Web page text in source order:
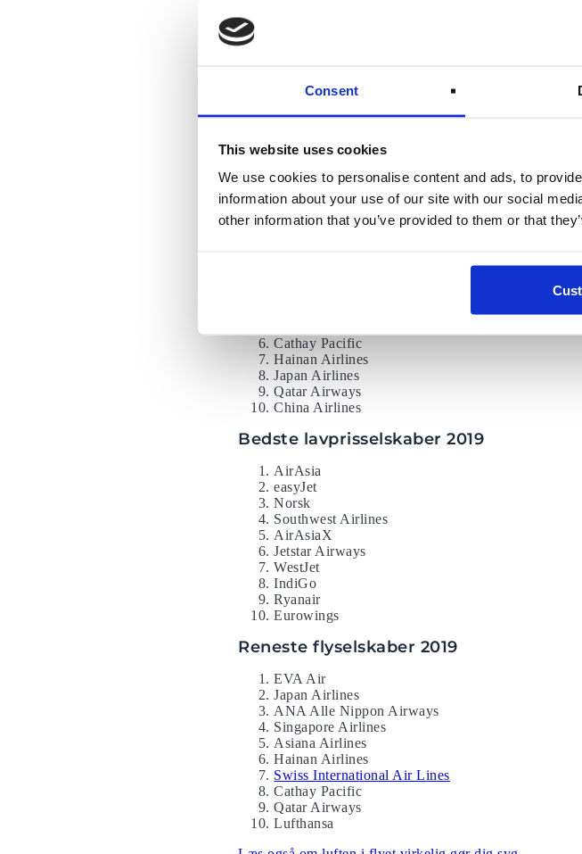
Consent
This website uses cookies
We use cookies to personalise content and ads, to
information about your use of our site with our social
other information that you’ve provided to them or that
Top 10 flyselskaber i 2019
ANA Alle Nippon Airways
Emirates
Hainan Airlines
Lufthansa
Thai Airways
Bedste kabinebesætning 2019
Cathay Pacific
Hainan Airlines
Japan Airlines
Qatar Airways
China Airlines
Bedste lavprisselskaber 2019
AirAsia
easyJet
Norsk
Southwest Airlines
AirAsiaX
Jetstar Airways
WestJet
IndiGo
Ryanair
Eurowings
Reneste flyselskaber 2019
EVA Air
Japan Airlines
ANA Alle Nippon Airways
Singapore Airlines
Asiana Airlines
Hainan Airlines
Swiss International Air Lines
Cathay Pacific
Qatar Airways
Lufthansa